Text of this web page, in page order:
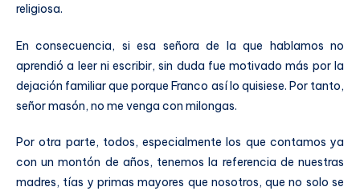
religiosa.
En consecuencia, si esa señora de la que hablamos no
aprendió a leer ni escribir, sin duda fue motivado más por la
dejación familiar que porque Franco así lo quisiese. Por tanto,
señor masón, no me venga con milongas.
Por otra parte, todos, especialmente los que contamos ya
con un montón de años, tenemos la referencia de nuestras
madres, tías y primas mayores que nosotros, que no solo se